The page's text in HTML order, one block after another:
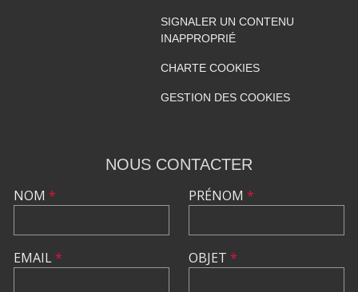
SIGNALER UN CONTENU
INAPPROPRIÉ
CHARTE COOKIES
GESTION DES COOKIES
NOUS CONTACTER
NOM *
EMAIL*
PRÉNOM *
OBJET *